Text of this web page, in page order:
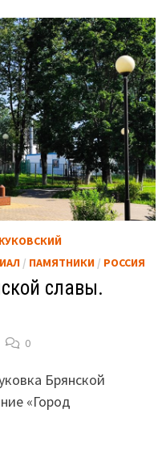
/ ПАМЯТНИКИ/ РОССИЯ
славы.
0
Брянской
«Город